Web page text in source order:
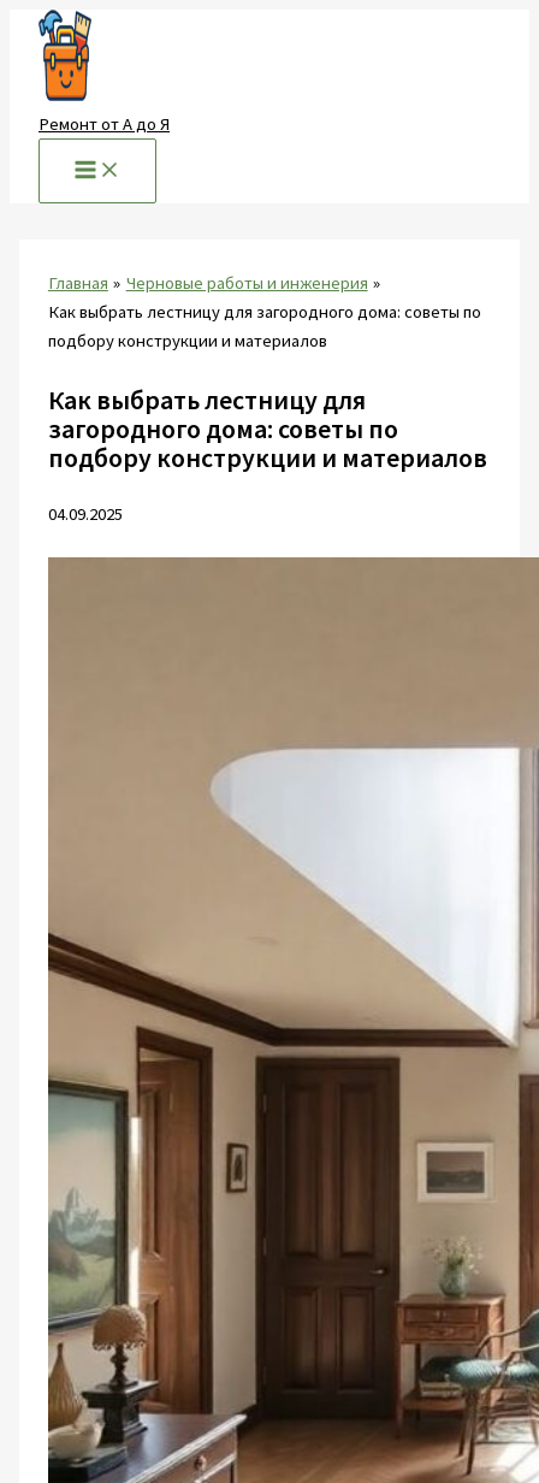
Перейти
содержимому
Ремонт от А до Я
Главная
Черновые работы и инженерия
Как выбрать лестницу для загородного дома: советы по
подбору конструкции и материалов
Как выбрать лестницу для
загородного дома: советы по
подбору конструкции и материалов
04.09.2025